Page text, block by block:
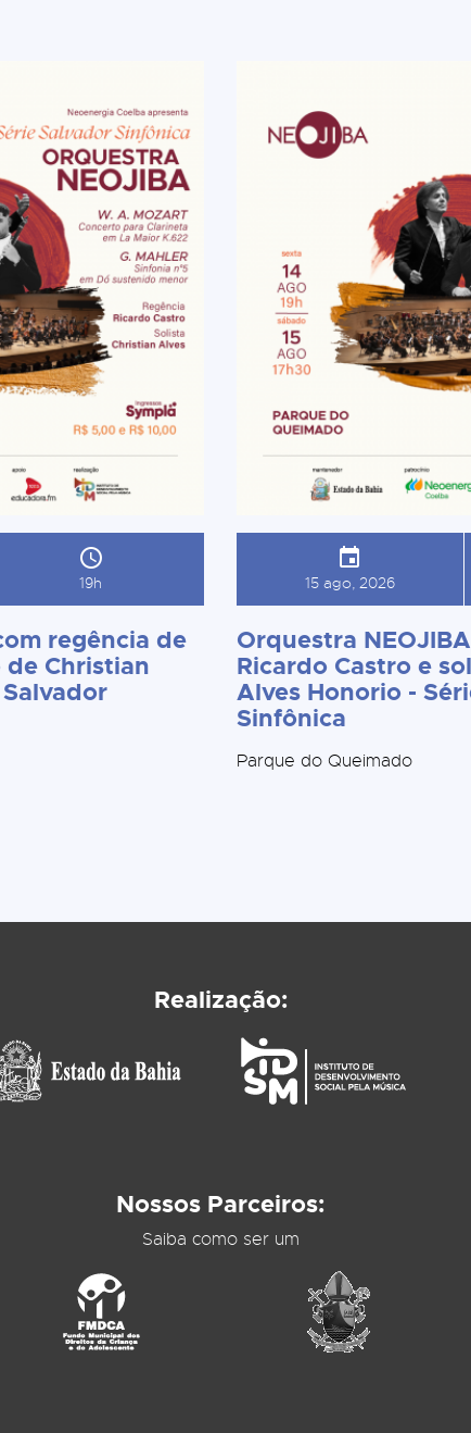
19h
regência de
de Christian
15 ago, 2026
Orquestra
Ricardo Castro e
Alves Honorio -
Sinfônica
Parque do Queimado
Realização:
Nossos Parceiros:
Saiba como ser um